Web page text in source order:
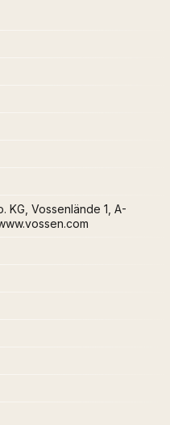
KG, Vossenlände 1, A-